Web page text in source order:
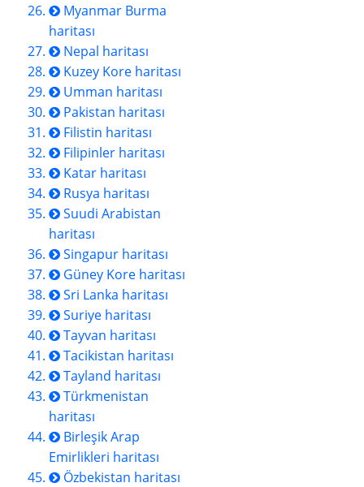
Myanmar Burma
haritası
Nepal haritası
Kuzey Kore haritası
Umman haritası
Pakistan haritası
Filistin haritası
Filipinler haritası
Katar haritası
Rusya haritası
Suudi Arabistan
haritası
Singapur haritası
Güney Kore haritası
Sri Lanka haritası
Suriye haritası
Tayvan haritası
Tacikistan haritası
Tayland haritası
Türkmenistan
haritası
Birleşik Arap
Emirlikleri haritası
Özbekistan haritası